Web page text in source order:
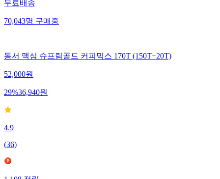
무료배송
70,043명구매중
동서 맥심 슈프림골드 커피믹스 170T (150T+20T)
52,000원
29%36,940원
4.9
(36)